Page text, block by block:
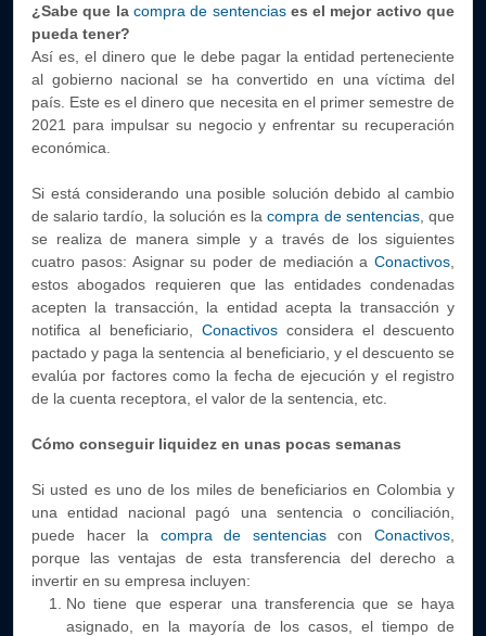
¿Sabe que la compra de sentenciases el mejor activo que
pueda tener?
Así es, el dinero que le debe pagar la entidad perteneciente
al gobierno nacional se ha convertido en una víctima del
país. Este es el dinero que necesita en el primer semestre de
2021 para impulsar su negocio y enfrentar su recuperación
económica.
Si está considerando una posible solución debido al cambio
de salario tardío, la solución es lacompra de sentencias, que
se realiza de manera simple y a través de los siguientes
cuatro pasos: Asignar su poder de mediación a Conactivos
estos abogados requieren que las entidades condenadas
acepten la transacción, la entidad acepta la transacción y
notifica al beneficiario, Conactivos considera el descuento
pactado y paga la sentencia al beneficiario, y el descuento se
evalúa por factores como la fecha de ejecución y el registro
de la cuenta receptora, el valor de la sentencia, etc.
Cómo conseguir liquidez en unas pocas semanas
Si usted es uno de los miles de beneficiarios en Colombia y
una entidad nacional pagó una sentencia o conciliación,
puede hacer la compra de sentenciasconConactivos
porque las ventajas de esta transferencia del derecho a
invertir en su empresa incluyen:
No tiene que esperar una transferencia que se haya
asignado, en la mayoría de los casos, el tiempo de